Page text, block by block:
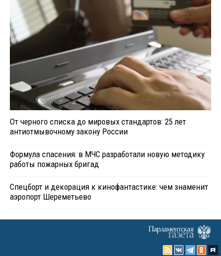
От черного списка до мировых стандартов: 25 лет
антиотмывочному закону России
Формула спасения: в МЧС разработали новую методику
работы пожарных бригад
Спецборт и декорация к кинофантастике: чем знаменит
аэропорт Шереметьево